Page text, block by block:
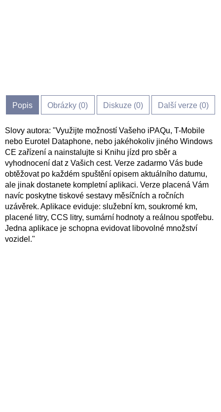
Popis Obrázky (0) Diskuze (0) Další verze (0)
Slovy autora: "Využijte možností Vašeho iPAQu, T-Mobile
nebo Eurotel Dataphone, nebo jakéhokoliv jiného Windows
CE zařízení a nainstalujte si Knihu jízd pro sběr a
vyhodnocení dat z Vašich cest. Verze zadarmo Vás bude
obtěžovat po každém spuštění opisem aktuálního datumu,
ale jinak dostanete kompletní aplikaci. Verze placená Vám
navíc poskytne tiskové sestavy měsíčních a ročních
uzávěrek. Aplikace eviduje: služební km, soukromé km,
placené litry, CCS litry, sumární hodnoty a reálnou spotřebu.
Jedna aplikace je schopna evidovat libovolné množství
vozidel."